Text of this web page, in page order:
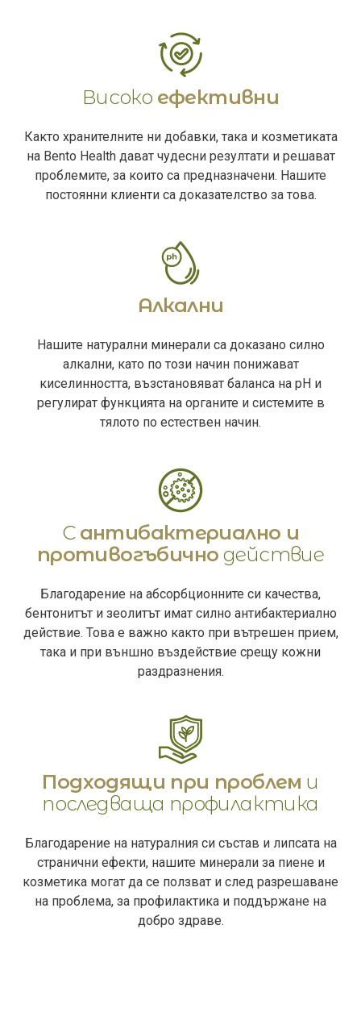
Високо ефективни
Както хранителните ни добавки, така и козметиката
на Bento Health дават чудесни резултати и решават
проблемите, за които са предназначени. Нашите
постоянни клиенти са доказателство за това.
Алкални
Нашите натурални минерали са доказано силно
алкални, като по този начин понижават
киселинността, възстановяват баланса на pH и
регулират функцията на органите и системите в
тялото по естествен начин.
С антибактериално и
противогъбично действие
Благодарение на абсорбционните си качества,
бентонитът и зеолитът имат силно антибактериално
действие. Това е важно както при вътрешен прием,
така и при външно въздействие срещу кожни
раздразнения.
Подходящи при проблем и
последваща профилактика
Благодарение на натуралния си състав и липсата на
странични ефекти, нашите минерали за пиене и
козметика могат да се ползват и след разрешаване
на проблема, за профилактика и поддържане на
добро здраве.